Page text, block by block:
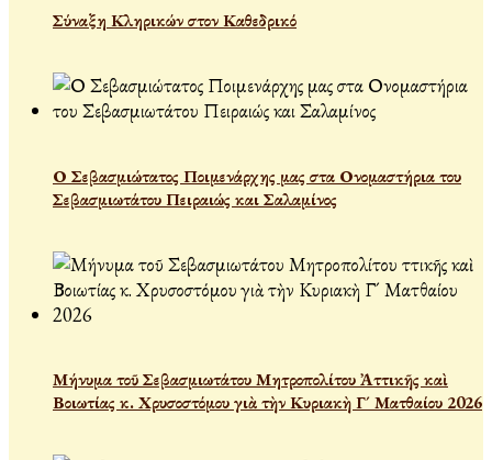
Σύναξη Κληρικών στον Καθεδρικό
Ο Σεβασμιώτατος Ποιμενάρχης μας στα Ονομαστήρια του
Σεβασμιωτάτου Πειραιώς και Σαλαμίνος
Μήνυμα τοῦ Σεβασμιωτάτου Μητροπολίτου Ἀττικῆς καὶ
Βοιωτίας κ. Χρυσοστόμου γιὰ τὴν Κυριακὴ Γ´ Ματθαίου 2026